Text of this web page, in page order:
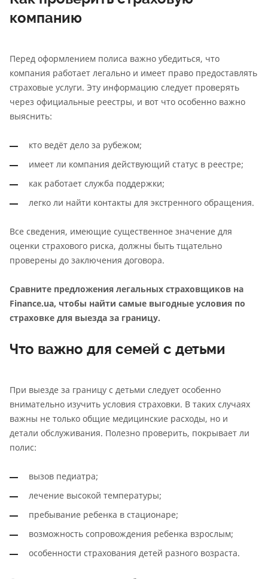
компанию
Перед оформлением полиса важно убедиться, что
компания работает легально и имеет право предоставлять
страховые услуги. Эту информацию следует проверять
через официальные реестры, и вот что особенно важно
выяснить:
кто ведёт дело за рубежом;
имеет ли компания действующий статус в реестре;
как работает служба поддержки;
легко ли найти контакты для экстренного обращения.
Все сведения, имеющие существенное значение для
оценки страхового риска, должны быть тщательно
проверены до заключения договора.
Сравните предложения легальных страховщиков на
Finance.ua, чтобы найти самые выгодные условия по
страховке для выезда за границу.
Что важно для семей с детьми
При выезде за границу с детьми следует особенно
внимательно изучить условия страховки. В таких случаях
важны не только общие медицинские расходы, но и
детали обслуживания. Полезно проверить, покрывает ли
полис:
вызов педиатра;
лечение высокой температуры;
пребывание ребенка в стационаре;
возможность сопровождения ребенка взрослым;
особенности страхования детей разного возраста.